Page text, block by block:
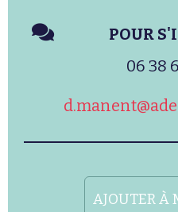
POUR
06 38
AJOUTER À